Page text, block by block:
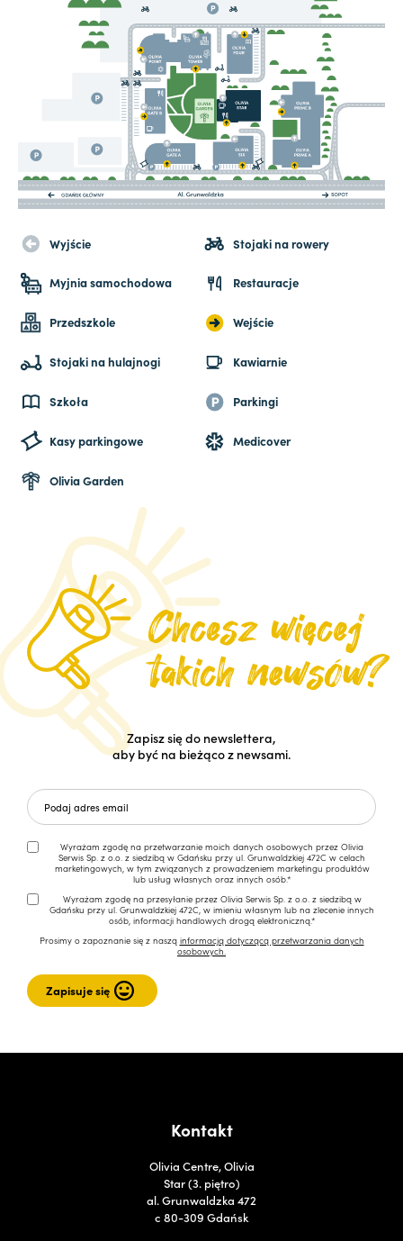
Wyjście Stojaki na rowery
Myjnia samochodowa Restauracje
Przedszkole Wejście
Stojaki na hulajnogi Kawiarnie
Szkoła Parkingi
Kasy parkingowe Medicover
Olivia Garden
Zapisz się do newslettera,
aby być na bieżąco z newsami.
Wyrażam zgodę na przetwarzanie moich danych osobowych przez Olivia
Serwis Sp. z o.o. z siedzibą w Gdańsku przy ul. Grunwaldzkiej 472C w celach
marketingowych, w tym związanych z prowadzeniem marketingu produktów
lub usług własnych oraz innych osób.*
Wyrażam zgodę na przesyłanie przez Olivia Serwis Sp. z o.o. z siedzibą w
Gdańsku przy ul. Grunwaldzkiej 472C, w imieniu własnym lub na zlecenie innych
osób, informacji handlowych drogą elektroniczną.*
Prosimy o zapoznanie się z naszą informacją dotyczącą przetwarzania danych
osobowych.
Kontakt
Olivia Centre, Olivia
Star (3. piętro)
al. Grunwaldzka 472
c 80-309 Gdańsk